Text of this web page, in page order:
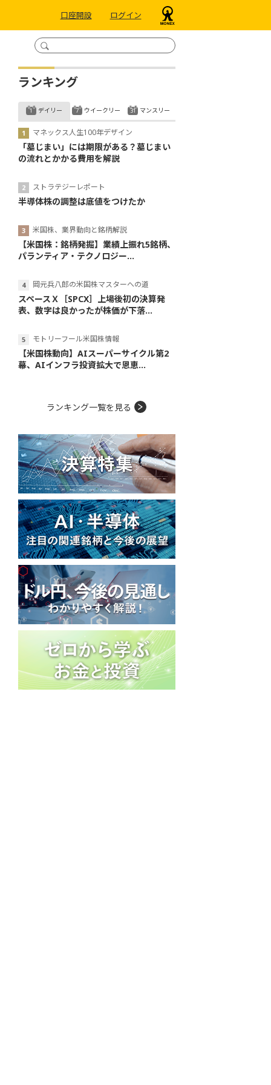
口座開設 ログイン
ランキング
デイリー
マネックス人生100年デザイン
「墓じまい」には期限がある？墓じまい
の流れとかかる費用を解説
ストラテジーレポート
半導体株の調整は底値をつけたか
米国株、業界動向と銘柄解説
【米国株：銘柄発掘】業績上振れ5銘柄、
パランティア・テクノロジー...
岡元兵八郎の米国株マスターへの道
スペースＸ［SPCX］上場後初の決算発
表、数字は良かったが株価が下落...
モトリーフール米国株情報
【米国株動向】AIスーパーサイクル第2
幕、AIインフラ投資拡大で恩恵...
ウイークリー マンスリー
ランキング一覧を見る